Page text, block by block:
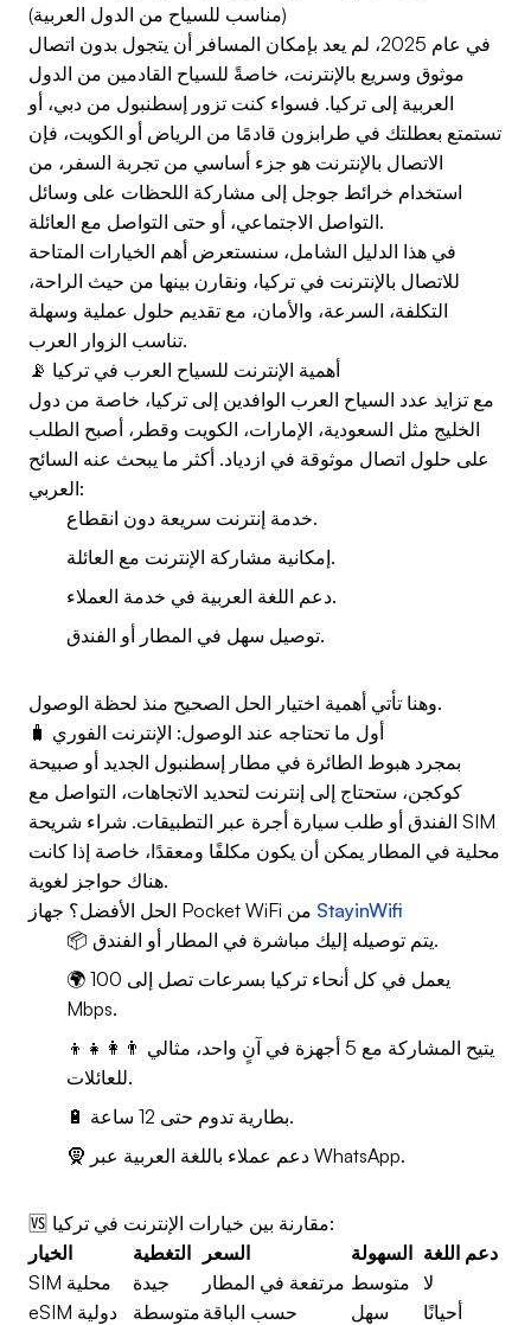
(مناسب للسياح من الدول العربية)
في عام 2025، لم يعد بإمكان المسافر أن يتجول بدون اتصال
موثوق وسريع بالإنترنت، خاصةً للسياح القادمين من الدول
العربية إلى تركيا. فسواء كنت تزور إسطنبول من دبي، أو
تستمتع بعطلتك في طرابزون قادمًا من الرياض أو الكويت، فإن
الاتصال بالإنترنت هو جزء أساسي من تجربة السفر، من
استخدام خرائط جوجل إلى مشاركة اللحظات على وسائل
التواصل الاجتماعي، أو حتى التواصل مع العائلة.
في هذا الدليل الشامل، سنستعرض أهم الخيارات المتاحة
للاتصال بالإنترنت في تركيا، ونقارن بينها من حيث الراحة،
التكلفة، السرعة، والأمان، مع تقديم حلول عملية وسهلة
تناسب الزوار العرب.
📡 أهمية الإنترنت للسياح العرب في تركيا
مع تزايد عدد السياح العرب الوافدين إلى تركيا، خاصة من دول
الخليج مثل السعودية، الإمارات، الكويت وقطر، أصبح الطلب
على حلول اتصال موثوقة في ازدياد. أكثر ما يبحث عنه السائح
العربي:
خدمة إنترنت سريعة دون انقطاع.
إمكانية مشاركة الإنترنت مع العائلة.
دعم اللغة العربية في خدمة العملاء.
توصيل سهل في المطار أو الفندق.
وهنا تأتي أهمية اختيار الحل الصحيح منذ لحظة الوصول.
🧳 أول ما تحتاجه عند الوصول: الإنترنت الفوري
بمجرد هبوط الطائرة في مطار إسطنبول الجديد أو صبيحة
كوكجن، ستحتاج إلى إنترنت لتحديد الاتجاهات، التواصل مع
الفندق أو طلب سيارة أجرة عبر التطبيقات. شراء شريحة SIM
محلية في المطار يمكن أن يكون مكلفًا ومعقدًا، خاصة إذا كانت
هناك حواجز لغوية.
StayinWifi
📦 يتم توصيله إليك مباشرة في المطار أو الفندق.
🌍 يعمل في كل أنحاء تركيا بسرعات تصل إلى 100
Mbps.
👨‍👩‍👧‍👦 يتيح المشاركة مع 5 أجهزة في آنٍ واحد، مثالي
للعائلات.
🔋 بطارية تدوم حتى 12 ساعة.
🧕 دعم عملاء باللغة العربية عبر WhatsApp.
🆚 مقارنة بين خيارات الإنترنت في تركيا:
الخيار
التغطية السعر السهولة دعم اللغة
SIM محلية
جيدة مرتفعة في المطار متوسط لا
eSIM دولية
متوسطة حسب الباقة سهل
أحيانًا